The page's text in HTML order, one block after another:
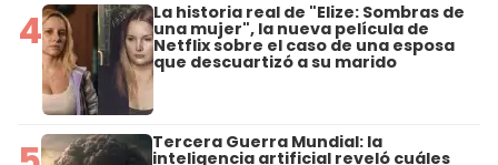
4 La historia real de "Elize: Sombras de
una mujer", la nueva película de
Netflix sobre el caso de una esposa
que descuartizó a su marido
Tercera Guerra Mundial: la
inteligencia artificial reveló cuáles